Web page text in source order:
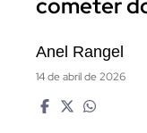
cometer
Anel Rangel
14 de abril de 2026